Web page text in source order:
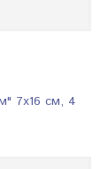
7х16 см, 4